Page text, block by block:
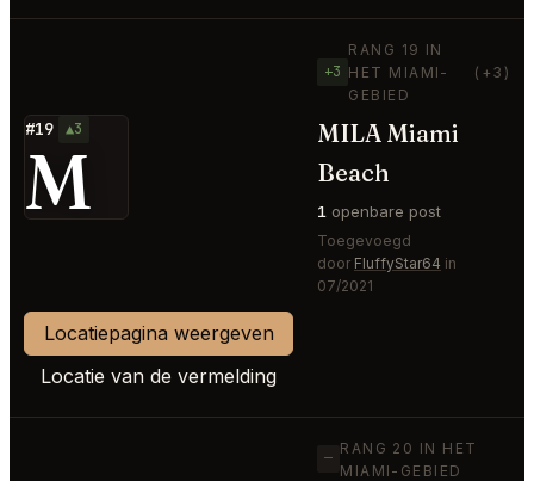
#19 ▲3
M
+3
RANG 19 IN
HET MIAMI-
GEBIED
(+3)
MILA Miami
Beach
1 openbare post
Toegevoegd
door FluffyStar64 in
07/2021
Locatiepagina weergeven
Locatie van de vermelding
—
RANG 20 IN HET
MIAMI-GEBIED